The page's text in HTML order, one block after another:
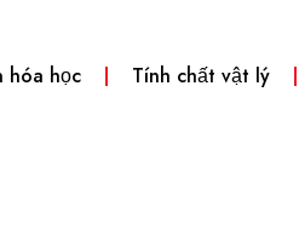
hóa học Tính chất vật lý